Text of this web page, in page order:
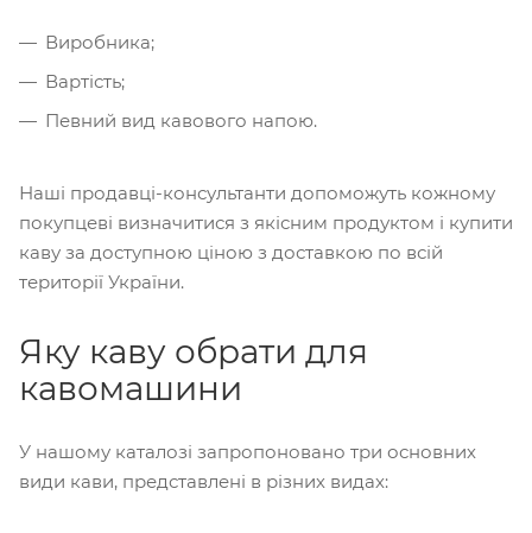
Виробника;
Вартість;
Певний вид кавового напою.
Наші продавці-консультанти допоможуть кожному
покупцеві визначитися з якісним продуктом і купити
каву за доступною ціною з доставкою по всій
території України.
Яку каву обрати для
кавомашини
У нашому каталозі запропоновано три основних
види кави, представлені в різних видах: